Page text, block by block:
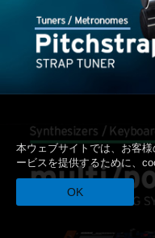
本ウェブサイトでは、お客
ービスを提供するために、
OK